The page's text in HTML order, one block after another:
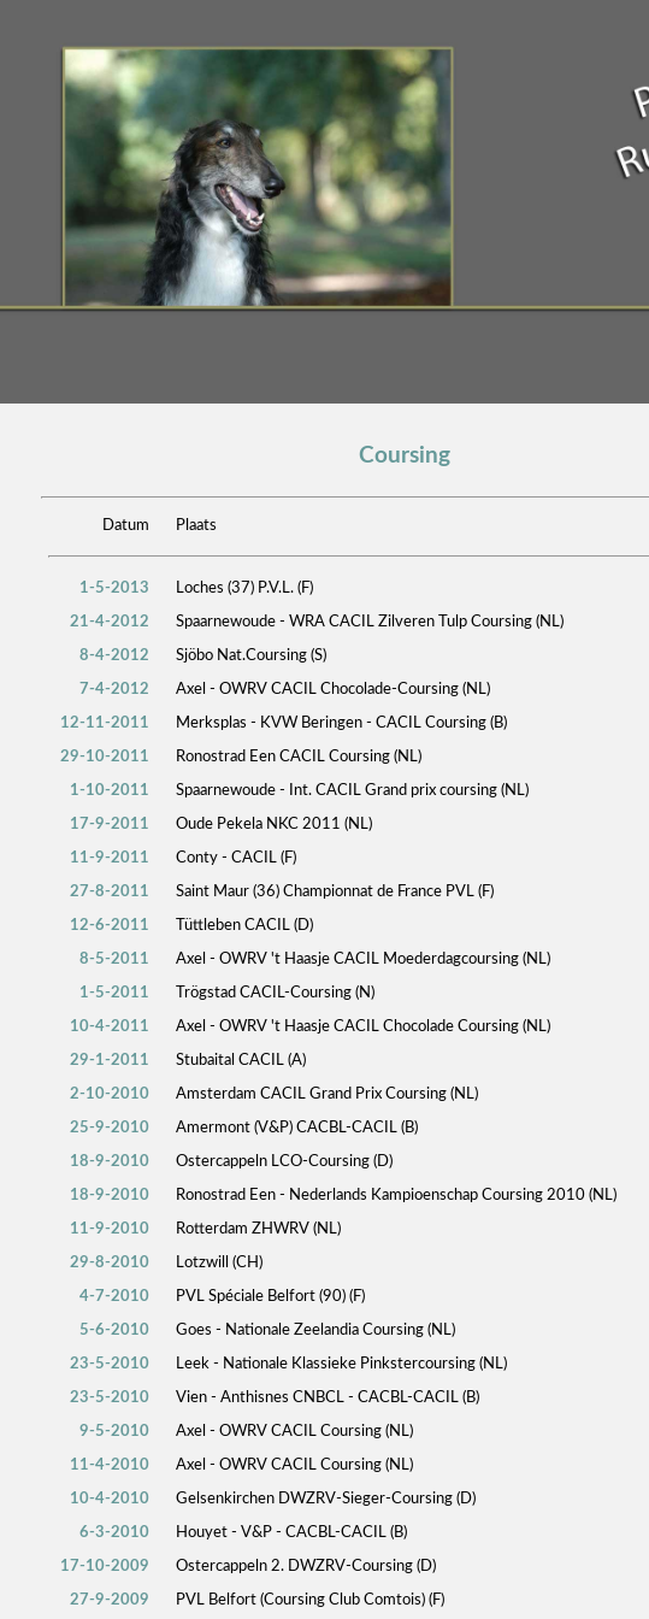
Coursing
Datum Plaats
1-5-2013 Loches (37) P.V.L. (F)
21-4-2012 Spaarnewoude - WRA CACIL Zilveren Tulp Coursing (NL)
8-4-2012 Sjöbo Nat.Coursing (S)
7-4-2012 Axel - OWRV CACIL Chocolade-Coursing (NL)
12-11-2011 Merksplas - KVW Beringen - CACIL Coursing (B)
29-10-2011 Ronostrad Een CACIL Coursing (NL)
1-10-2011 Spaarnewoude - Int. CACIL Grand prix coursing (NL)
17-9-2011 Oude Pekela NKC 2011 (NL)
11-9-2011 Conty - CACIL (F)
27-8-2011 Saint Maur (36) Championnat de France PVL (F)
12-6-2011 Tüttleben CACIL (D)
8-5-2011 Axel - OWRV 't Haasje CACIL Moederdagcoursing (NL)
1-5-2011 Trögstad CACIL-Coursing (N)
10-4-2011 Axel - OWRV 't Haasje CACIL Chocolade Coursing (NL)
29-1-2011 Stubaital CACIL (A)
2-10-2010 Amsterdam CACIL Grand Prix Coursing (NL)
25-9-2010 Amermont (V&P) CACBL-CACIL (B)
18-9-2010 Ostercappeln LCO-Coursing (D)
18-9-2010 Ronostrad Een - Nederlands Kampioenschap Coursing 2010 (NL)
11-9-2010 Rotterdam ZHWRV (NL)
29-8-2010 Lotzwill (CH)
4-7-2010 PVL Spéciale Belfort (90) (F)
5-6-2010 Goes - Nationale Zeelandia Coursing (NL)
23-5-2010 Leek - Nationale Klassieke Pinkstercoursing (NL)
23-5-2010 Vien - Anthisnes CNBCL - CACBL-CACIL (B)
9-5-2010 Axel - OWRV CACIL Coursing (NL)
11-4-2010 Axel - OWRV CACIL Coursing (NL)
10-4-2010 Gelsenkirchen DWZRV-Sieger-Coursing (D)
6-3-2010 Houyet - V&P - CACBL-CACIL (B)
17-10-2009 Ostercappeln 2. DWZRV-Coursing (D)
27-9-2009 PVL Belfort (Coursing Club Comtois) (F)